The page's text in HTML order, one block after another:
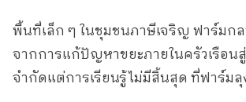
พื้นที่เล็ก ๆ ในชุมชนภาษีเจริญ ฟาร์มกล
จากการแก้ปัญหาขยะภายในครัวเรือ
จำกัดแต่การเรียนรู้ไม่มีสิ้นสุด ที่ฟาร์มลุ